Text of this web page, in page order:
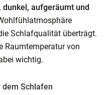
dunkel, aufgeräumt und
Schlafqualität überträgt.
Raumtemperatur von
wichtig.
dem Schlafen